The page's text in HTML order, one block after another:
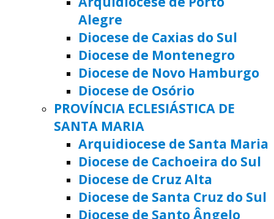
Alegre
Diocese de Caxias do Sul
Diocese de Montenegro
Diocese de Novo Hamburgo
Diocese de Osório
PROVÍNCIA ECLESIÁSTICA DE
SANTA MARIA
Arquidiocese de Santa Maria
Diocese de Cachoeira do Sul
Diocese de Cruz Alta
Diocese de Santa Cruz do Sul
Diocese de Santo Ângelo